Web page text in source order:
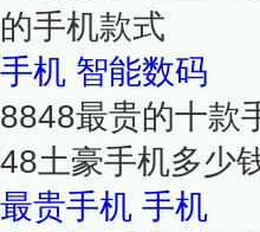
的手机款式
手机 智能数码
8848最贵的十款
48土豪手机多少
最贵手机 手机